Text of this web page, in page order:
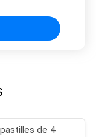
de 4